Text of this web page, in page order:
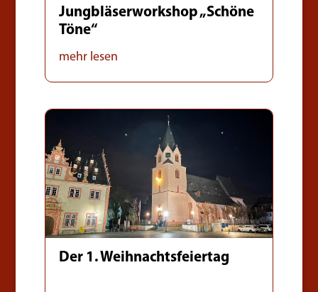
Jungbläserworkshop „Schöne
Töne“
mehr lesen
Der 1. Weihnachtsfeiertag